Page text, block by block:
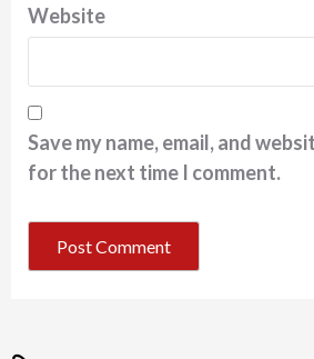
Website
Save my name, email, and
for the next time I comment.